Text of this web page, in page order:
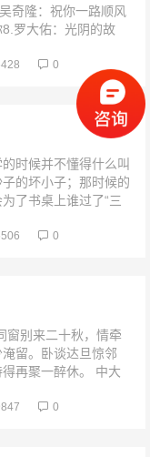
奇隆：祝你一路顺风
罗大佑：光阴的故
0
候并不懂得什么叫
的坏小子；那时候的
了书桌上谁过了“三
0
窗别来二十秋，情牵
留。卧谈达旦惊邻
再聚一醉休。 中大
0